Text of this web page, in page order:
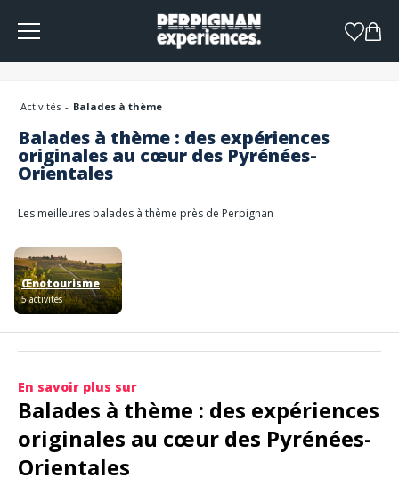
Panneau de gestion des cookies
Activités Balades à thème
Balades à thème : des expériences
originales au cœur des Pyrénées-
Orientales
Les meilleures balades à thème près de Perpignan
Œnotourisme
5 activités
En savoir plus sur
Balades à thème : des expériences
originales au cœur des Pyrénées-
Orientales